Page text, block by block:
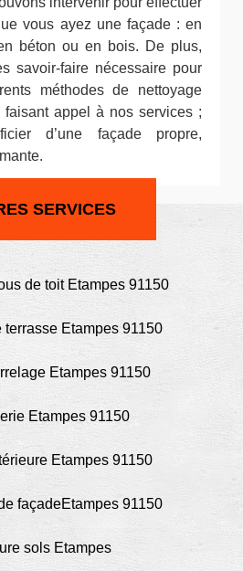
vous ayez une façade : en
béton ou en bois. De plus,
savoir-faire nécessaire pour
méthodes de nettoyage
appel à nos services ;
d’une façade propre,
SERVICES
de toit Etampes 91150
terrasse Etampes 91150
Etampes 91150
Etampes 91150
Etampes 91150
façadeEtampes 91150
sols Etampes